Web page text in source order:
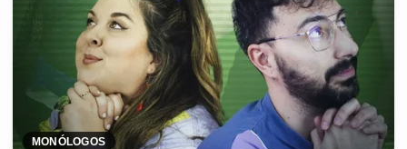
MONÓLOGOS